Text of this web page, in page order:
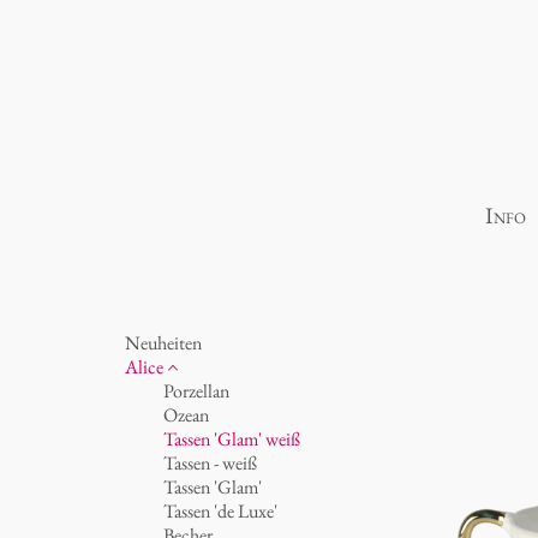
Info
Neuheiten
Alice
Porzellan
Ozean
Tassen 'Glam' weiß
Tassen - weiß
Tassen 'Glam'
Tassen 'de Luxe'